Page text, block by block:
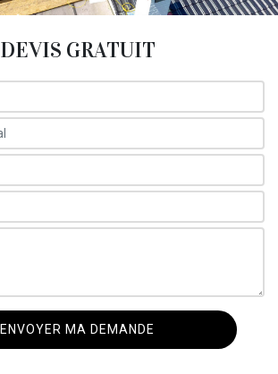
DEVIS GRATUIT